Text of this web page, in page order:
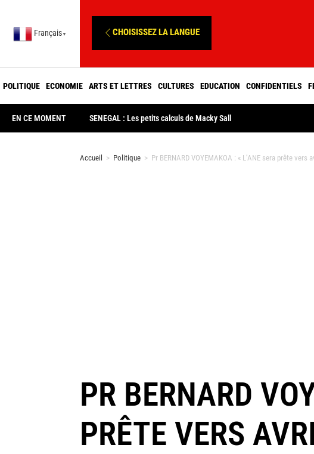
Français ▼ CHOISISSEZ LA LANGUE
POLITIQUE ECONOMIE ARTS ET LETTRES CULTURES EDUCATION CONFIDENTIELS
EN CE MOMENT SENEGAL : Les petits calculs de Macky Sall
Accueil > Politique > Pr BERNARD VOYEMAKOA : « L’ANE sera prête vers
PR BERNARD
PRÊTE VERS